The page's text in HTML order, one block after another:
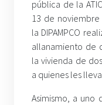
pública de la
13 de
la DIPAMPCO
allanamiento de
la vivienda de
a quienes les
Asimismo, a uno